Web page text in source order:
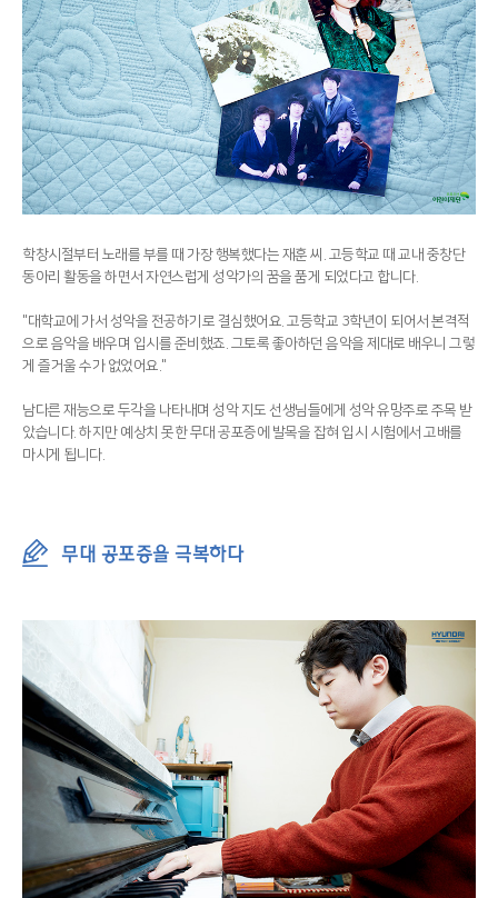
학창시절부터 노래를 부를 때 가장 행복했다는 재훈 씨. 고등학교 때 교내 중창단
동아리 활동을 하면서 자연스럽게 성악가의 꿈을 품게 되었다고 합니다.
"대학교에 가서 성악을 전공하기로 결심했어요. 고등학교 3학년이 되어서 본격적
으로 음악을 배우며 입시를 준비했죠. 그토록 좋아하던 음악을 제대로 배우니 그렇
게 즐거울 수가 없었어요."
남다른 재능으로 두각을 나타내며 성악 지도 선생님들에게 성악 유망주로 주목 받
았습니다. 하지만 예상치 못한 무대 공포증에 발목을 잡혀 입시 시험에서 고배를
마시게 됩니다.
무대 공포증을 극복하다